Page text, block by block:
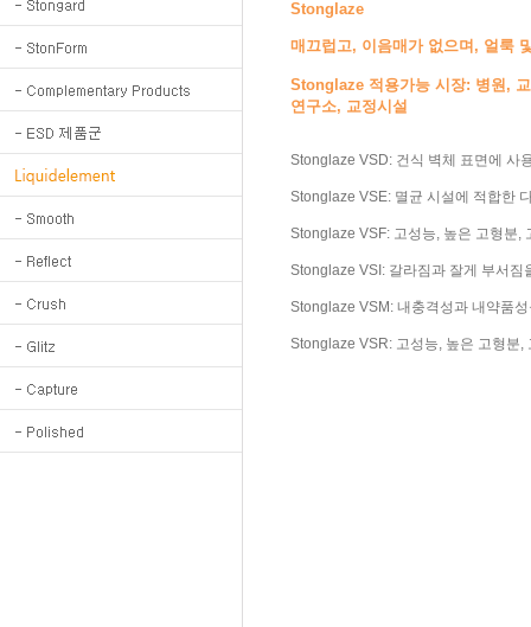
Stonglaze
매끄럽고, 이음매가 없으며, 얼룩
Stonglaze 적용가능 시장: 병원,
연구소, 교정시설
Stonglaze VSD: 건식 벽체 표면에 사
Stonglaze VSE: 멸균 시설에 적합한
Stonglaze VSF: 고성능, 높은 고형분,
Stonglaze VSI: 갈라짐과 잘게 부서짐
Stonglaze VSM: 내충격성과 내약품
Stonglaze VSR: 고성능, 높은 고형분,